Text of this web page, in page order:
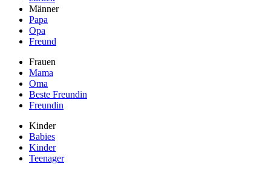
Männer
Papa
Opa
Freund
Frauen
Mama
Oma
Beste Freundin
Freundin
Kinder
Babies
Kinder
Teenager